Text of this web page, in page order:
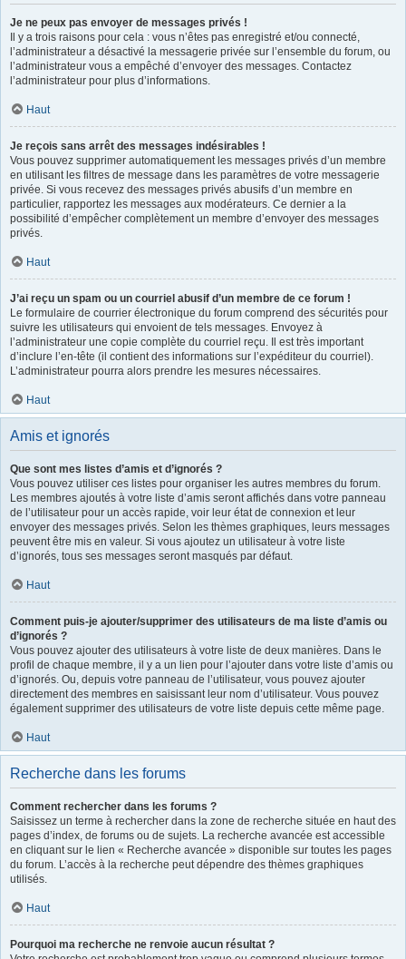
Je ne peux pas envoyer de messages privés !
Il y a trois raisons pour cela : vous n’êtes pas enregistré et/ou connecté,
l’administrateur a désactivé la messagerie privée sur l’ensemble du forum, ou
l’administrateur vous a empêché d’envoyer des messages. Contactez
l’administrateur pour plus d’informations.
Haut
Je reçois sans arrêt des messages indésirables !
Vous pouvez supprimer automatiquement les messages privés d’un membre
en utilisant les filtres de message dans les paramètres de votre messagerie
privée. Si vous recevez des messages privés abusifs d’un membre en
particulier, rapportez les messages aux modérateurs. Ce dernier a la
possibilité d’empêcher complètement un membre d’envoyer des messages
privés.
Haut
J’ai reçu un spam ou un courriel abusif d’un membre de ce forum !
Le formulaire de courrier électronique du forum comprend des sécurités pour
suivre les utilisateurs qui envoient de tels messages. Envoyez à
l’administrateur une copie complète du courriel reçu. Il est très important
d’inclure l’en-tête (il contient des informations sur l’expéditeur du courriel).
L’administrateur pourra alors prendre les mesures nécessaires.
Haut
Amis et ignorés
Que sont mes listes d’amis et d’ignorés ?
Vous pouvez utiliser ces listes pour organiser les autres membres du forum.
Les membres ajoutés à votre liste d’amis seront affichés dans votre panneau
de l’utilisateur pour un accès rapide, voir leur état de connexion et leur
envoyer des messages privés. Selon les thèmes graphiques, leurs messages
peuvent être mis en valeur. Si vous ajoutez un utilisateur à votre liste
d’ignorés, tous ses messages seront masqués par défaut.
Haut
Comment puis-je ajouter/supprimer des utilisateurs de ma liste d’amis ou
d’ignorés ?
Vous pouvez ajouter des utilisateurs à votre liste de deux manières. Dans le
profil de chaque membre, il y a un lien pour l’ajouter dans votre liste d’amis ou
d’ignorés. Ou, depuis votre panneau de l’utilisateur, vous pouvez ajouter
directement des membres en saisissant leur nom d’utilisateur. Vous pouvez
également supprimer des utilisateurs de votre liste depuis cette même page.
Haut
Recherche dans les forums
Comment rechercher dans les forums ?
Saisissez un terme à rechercher dans la zone de recherche située en haut des
pages d’index, de forums ou de sujets. La recherche avancée est accessible
en cliquant sur le lien « Recherche avancée » disponible sur toutes les pages
du forum. L’accès à la recherche peut dépendre des thèmes graphiques
utilisés.
Haut
Pourquoi ma recherche ne renvoie aucun résultat ?